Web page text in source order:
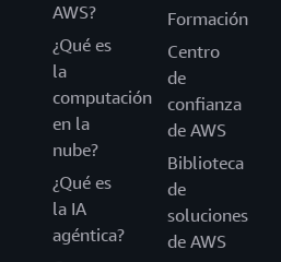
AWS?
¿Qué es
la
computación
en la
nube?
¿Qué es
la IA
agéntica?
Formación
Centro
de
confianza
de AWS
Biblioteca
de
soluciones
de AWS